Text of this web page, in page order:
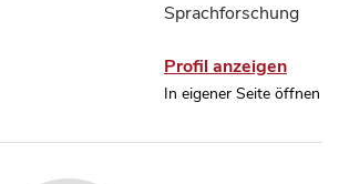
Sprachforschung
Profil anzeigen
In eigener Seite öffnen